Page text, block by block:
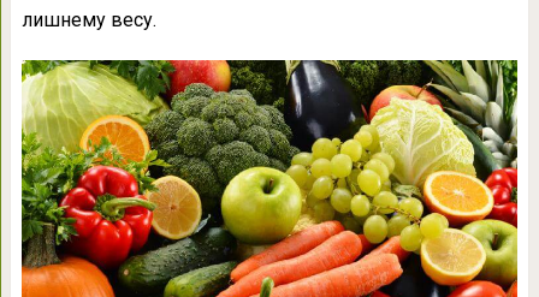
лишнему весу.